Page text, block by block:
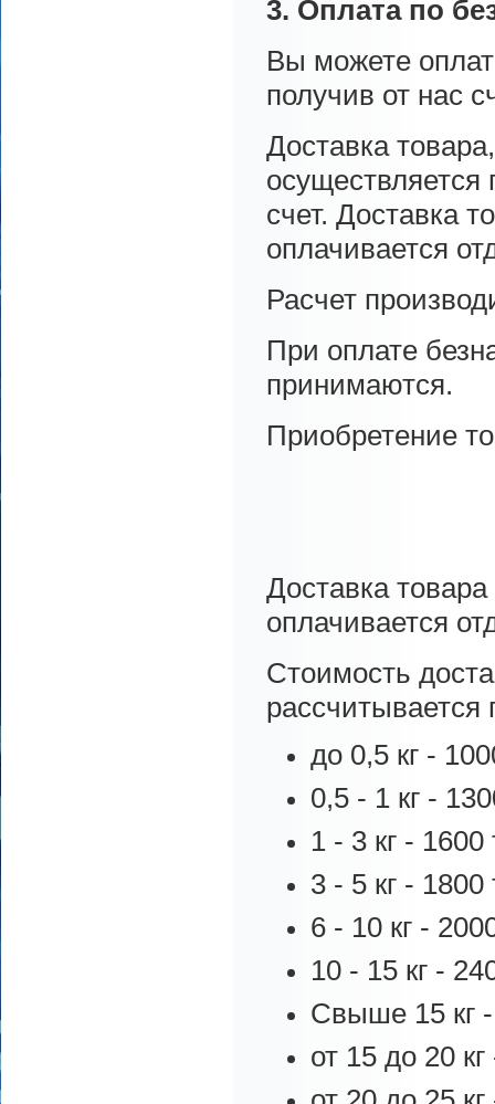
3. Оплата по
Вы можете
получив от нас
Доставка
осуществляется
счет. Доставка
оплачивается
Расчет
При оплате
принимаются.
Приобретение
Доставка
оплачивается
Стоимость
до 0,5 кг -
0,5 - 1 кг -
1 - 3 кг - 1600
3 - 5 кг - 1800
6 - 10 кг -
10 - 15 кг -
Свыше 15 кг
от 15 до 20 кг